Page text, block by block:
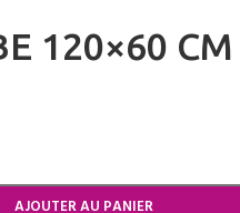
120×60
AJOUTER AU PANIER